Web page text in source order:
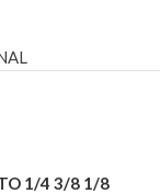
1/4 3/8 1/8